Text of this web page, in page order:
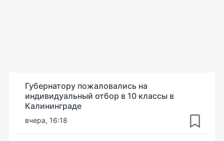
Губернатору пожаловались на
индивидуальный отбор в 10 классы в
Калининграде
вчера, 16:18